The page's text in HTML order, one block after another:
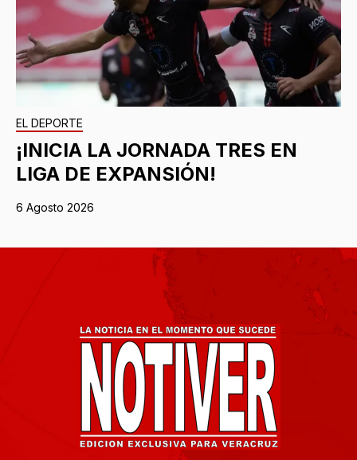
EL DEPORTE
¡INICIA LA JORNADA TRES EN
LIGA DE EXPANSIÓN!
6 Agosto 2026